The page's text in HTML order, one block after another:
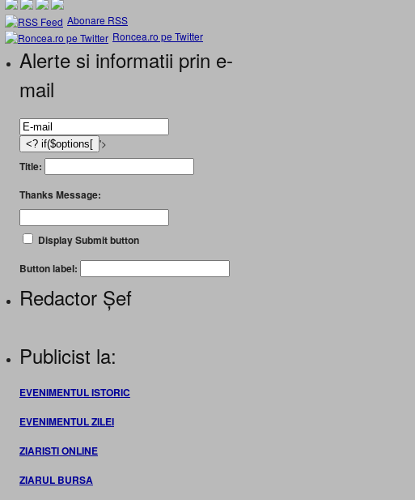
Abonare RSS
Roncea.ro pe Twitter
Alerte si informatii prin e-
mail
'>
Title:
Thanks Message:
Display Submit button
Button label:
Redactor Șef
Publicist la:
EVENIMENTUL ISTORIC
EVENIMENTUL ZILEI
ZIARISTI ONLINE
ZIARUL BURSA